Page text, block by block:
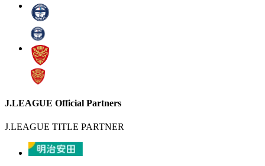
J.LEAGUE Official Partners
J.LEAGUE TITLE PARTNER